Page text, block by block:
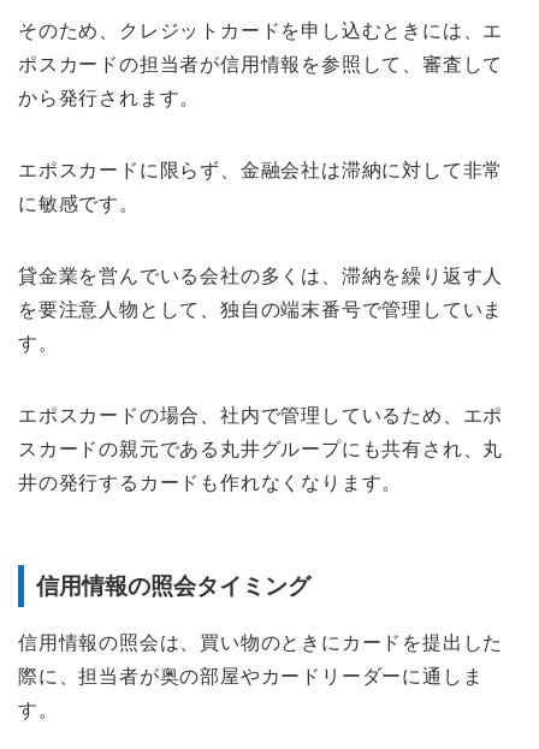
そのため、クレジットカードを申し込むときには、エ
ポスカードの担当者が信用情報を参照して、審査して
から発行されます。
エポスカードに限らず、金融会社は滞納に対して非常
に敏感です。
貸金業を営んでいる会社の多くは、滞納を繰り返す人
を要注意人物として、独自の端末番号で管理していま
す。
エポスカードの場合、社内で管理しているため、エポ
スカードの親元である丸井グループにも共有され、丸
井の発行するカードも作れなくなります。
信用情報の照会タイミング
信用情報の照会は、買い物のときにカードを提出した
際に、担当者が奥の部屋やカードリーダーに通しま
す。